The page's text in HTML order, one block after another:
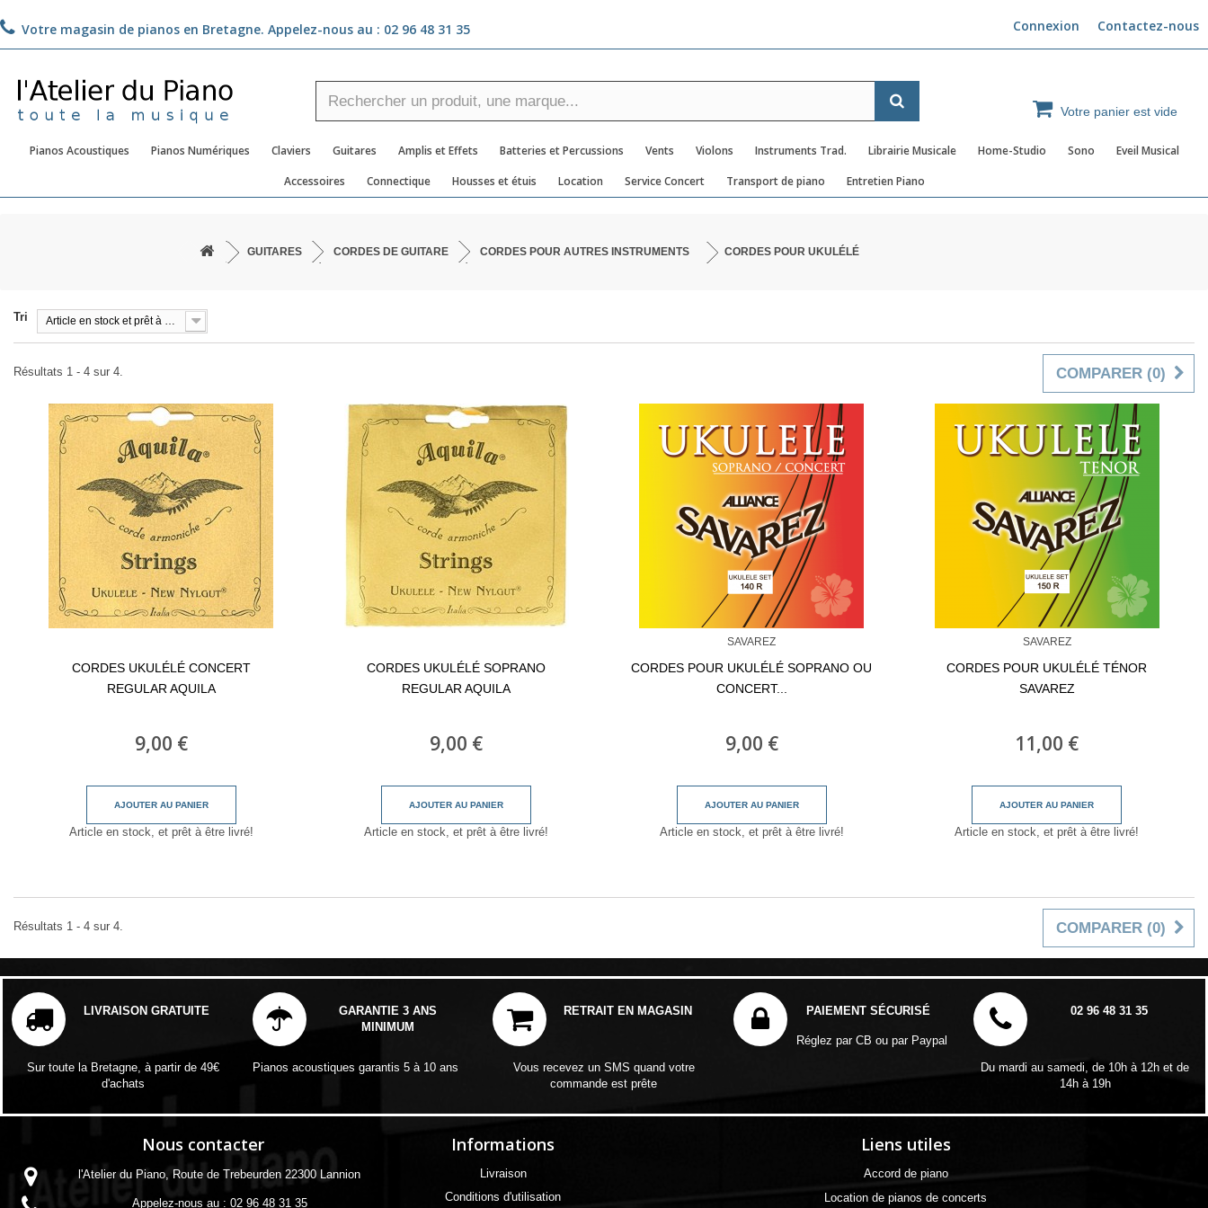
Contactez-nous
Votre magasin de pianos en Bretagne. Appelez-nous au : 02 96 48 31 35 Connexion
Votre panier est vide
Pianos Acoustiques Pianos Numériques Claviers Guitares Amplis et Effets Batteries et Percussions Vents Violons Instruments Trad. Librairie Musicale Home-Studio Sono
Eveil Musical
Accessoires
Connectique Housses et étuis Location Service Concert Transport de piano Entretien Piano
GUITARES CORDES DE GUITARE CORDES POUR AUTRES INSTRUMENTS CORDES POUR UKULÉLÉ
Tri Article en stock et prêt à être livré!
COMPARER (0)
Résultats 1 - 4 sur 4.
CORDES UKULÉLÉ CONCERT
REGULAR AQUILA
9,00 €
AJOUTER AU PANIER
Article en stock, et prêt à être livré!
CORDES UKULÉLÉ SOPRANO
REGULAR AQUILA
9,00 €
AJOUTER AU PANIER
Article en stock, et prêt à être livré!
SAVAREZ
CORDES POUR UKULÉLÉ SOPRANO OU
CONCERT...
9,00 €
AJOUTER AU PANIER
Article en stock, et prêt à être livré!
SAVAREZ
CORDES POUR UKULÉLÉ TÉNOR
SAVAREZ
11,00 €
AJOUTER AU PANIER
Article en stock, et prêt à être livré!
COMPARER (0)
Résultats 1 - 4 sur 4.
LIVRAISON GRATUITE
Sur toute la Bretagne, à partir de 49€
d'achats
GARANTIE 3 ANS
MINIMUM
Pianos acoustiques garantis 5 à 10 ans
RETRAIT EN MAGASIN
Vous recevez un SMS quand votre
commande est prête
PAIEMENT SÉCURISÉ
Réglez par CB ou par Paypal
02 96 48 31 35
Du mardi au samedi, de 10h à 12h et de
14h à 19h
Nous contacter
l'Atelier du Piano, Route de Trebeurden 22300 Lannion
Appelez-nous au : 02 96 48 31 35
Informations
Livraison
Conditions d'utilisation
Liens utiles
Accord de piano
Location de pianos de concerts